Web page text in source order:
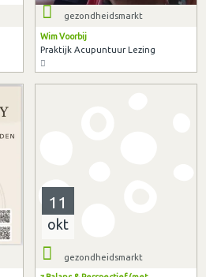
gezondheidsmarkt
Wim Voorbij
Praktijk Acupuntuur Lezing
11
okt
gezondheidsmarkt